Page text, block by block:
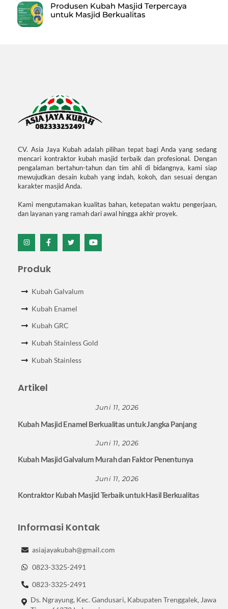
Produsen Kubah Masjid Terpercaya
untuk Masjid Berkualitas
CV. Asia Jaya Kubah adalah pilihan tepat bagi Anda yang sedang
mencari kontraktor kubah masjid terbaik dan profesional. Dengan
pengalaman bertahun-tahun dan tim ahli di bidangnya, kami siap
mewujudkan desain kubah yang indah, kokoh, dan sesuai dengan
karakter masjid Anda.
Kami mengutamakan kualitas bahan, ketepatan waktu pengerjaan,
dan layanan yang ramah dari awal hingga akhir proyek.
Icon
Icon
Icon
Icon
Produk
Kubah Galvalum
Kubah Enamel
Kubah GRC
Kubah Stainless Gold
Kubah Stainless
Artikel
Juni 11, 2026
Kubah Masjid Enamel Berkualitas untuk Jangka Panjang
Juni 11, 2026
Kubah Masjid Galvalum Murah dan Faktor Penentunya
Juni 11, 2026
Kontraktor Kubah Masjid Terbaik untuk Hasil Berkualitas
Informasi Kontak
asiajayakubah@gmail.com
0823-3325-2491
0823-3325-2491
Ds. Ngrayung, Kec. Gandusari, Kabupaten Trenggalek, Jawa